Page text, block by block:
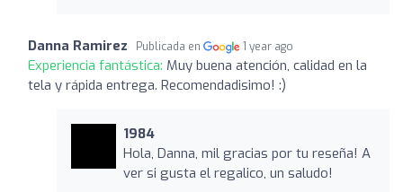
Danna Ramirez Publicada en 1 year ago
Experiencia fantástica: Muy buena atención, calidad en la
tela y rápida entrega. Recomendadisimo! :)
1984
Hola, Danna, mil gracias por tu reseña! A
ver si gusta el regalico, un saludo!